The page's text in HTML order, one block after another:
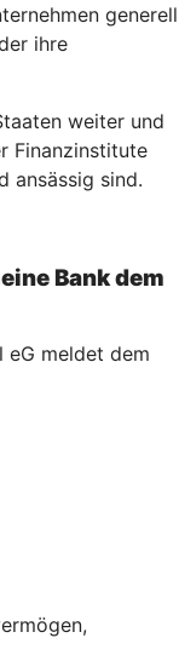
generell
ihre
weiter und
Finanzinstitute
ansässig sind.
Bank dem
eG meldet dem